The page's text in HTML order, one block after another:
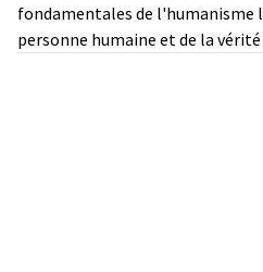
fondamentales de l'humanisme
personne humaine et de la